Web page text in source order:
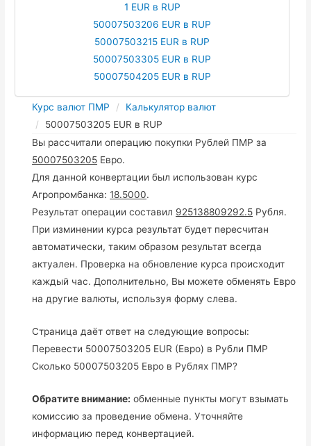
1 EUR в RUP
50007503206 EUR в RUP
50007503215 EUR в RUP
50007503305 EUR в RUP
50007504205 EUR в RUP
Курс валют ПМР
Калькулятор валют
50007503205 EUR в RUP
Вы рассчитали операцию покупки Рублей ПМР за
50007503205 Евро.
Для данной конвертации был использован курс
Агропромбанка:18.5000.
Результат операции составил 925138809292.5 Рубля.
При изминении курса результат будет пересчитан
автоматически, таким образом результат всегда
актуален. Проверка на обновление курса происходит
каждый час. Дополнительно, Вы можете обменять Евро
на другие валюты, используя форму слева.
Страница даёт ответ на следующие вопросы:
Перевести 50007503205 EUR (Евро) в Рубли ПМР
Сколько 50007503205 Евро в Рублях ПМР?
Обратите внимание: обменные пункты могут взымать
комиссию за проведение обмена. Уточняйте
информацию перед конвертацией.